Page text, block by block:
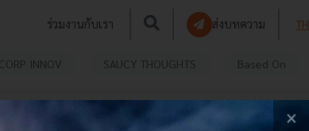
ร่วมงานกับเรา ส่งบทความ TH
CORP INNOV SAUCY THOUGHTS Based On
×